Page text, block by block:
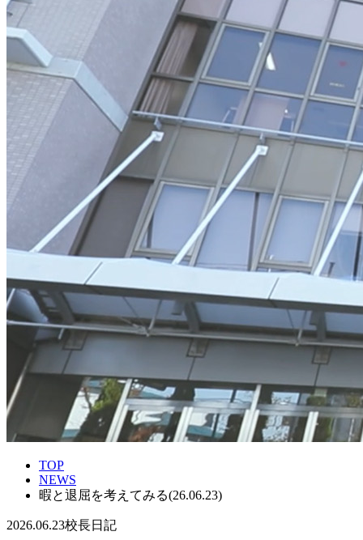
TOP
NEWS
暇と退屈を考えてみる(26.06.23)
2026.06.23校長日記